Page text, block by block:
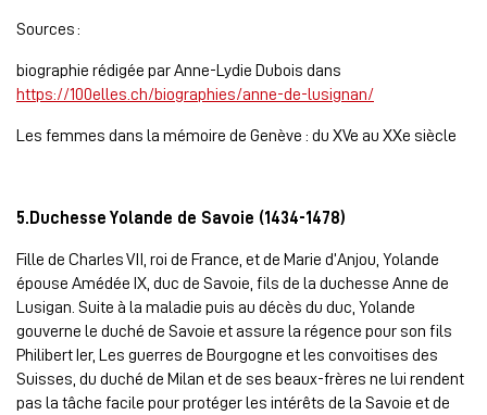
Sources :
biographie rédigée par Anne-Lydie Dubois dans
https://100elles.ch/biographies/anne-de-lusignan/
Les femmes dans la mémoire de Genève : du XVe au XXe siècle
5.Duchesse Yolande de Savoie (1434-1478)
Fille de Charles VII, roi de France, et de Marie d’Anjou, Yolande
épouse Amédée IX, duc de Savoie, fils de la duchesse Anne de
Lusigan. Suite à la maladie puis au décès du duc, Yolande
gouverne le duché de Savoie et assure la régence pour son fils
Philibert Ier, Les guerres de Bourgogne et les convoitises des
Suisses, du duché de Milan et de ses beaux-frères ne lui rendent
pas la tâche facile pour protéger les intérêts de la Savoie et de